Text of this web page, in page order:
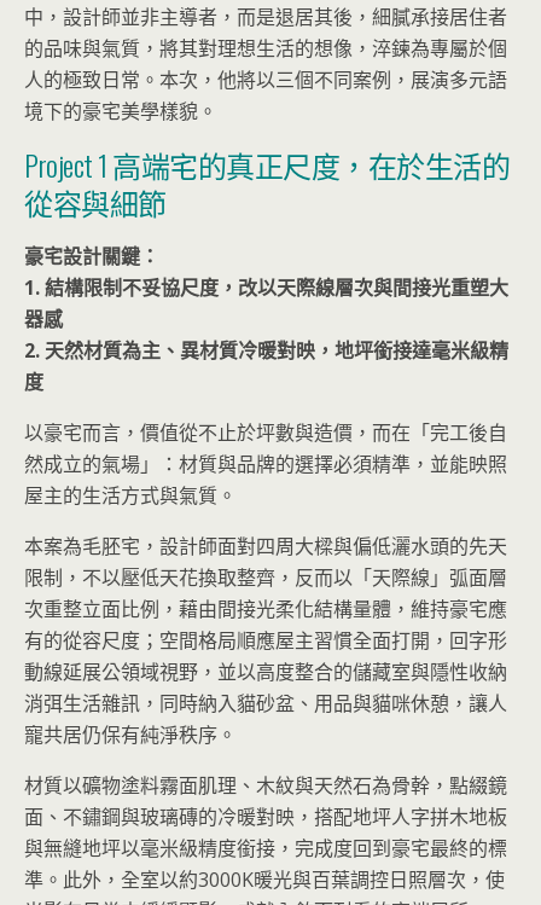
中，設計師並非主導者，而是退居其後，細膩承接居住者
的品味與氣質，將其對理想生活的想像，淬鍊為專屬於個
人的極致日常。本次，他將以三個不同案例，展演多元語
境下的豪宅美學樣貌。
Project 1 高端宅的真正尺度，在於生活的
從容與細節
豪宅設計關鍵：
1. 結構限制不妥協尺度，改以天際線層次與間接光重塑大
器感
2. 天然材質為主、異材質冷暖對映，地坪銜接達毫米級精
度
以豪宅而言，價值從不止於坪數與造價，而在「完工後自
然成立的氣場」：材質與品牌的選擇必須精準，並能映照
屋主的生活方式與氣質。
本案為毛胚宅，設計師面對四周大樑與偏低灑水頭的先天
限制，不以壓低天花換取整齊，反而以「天際線」弧面層
次重整立面比例，藉由間接光柔化結構量體，維持豪宅應
有的從容尺度；空間格局順應屋主習慣全面打開，回字形
動線延展公領域視野，並以高度整合的儲藏室與隱性收納
消弭生活雜訊，同時納入貓砂盆、用品與貓咪休憩，讓人
寵共居仍保有純淨秩序。
材質以礦物塗料霧面肌理、木紋與天然石為骨幹，點綴鏡
面、不鏽鋼與玻璃磚的冷暖對映，搭配地坪人字拼木地板
與無縫地坪以毫米級精度銜接，完成度回到豪宅最終的標
準。此外，全室以約3000K暖光與百葉調控日照層次，使